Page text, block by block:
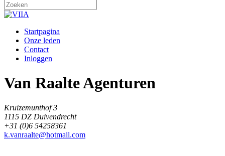
Startpagina
Onze leden
Contact
Inloggen
Van Raalte Agenturen
Kruizemunthof 3
1115 DZ Duivendrecht
+31 (0)6 54258361
k.vanraalte@hotmail.com